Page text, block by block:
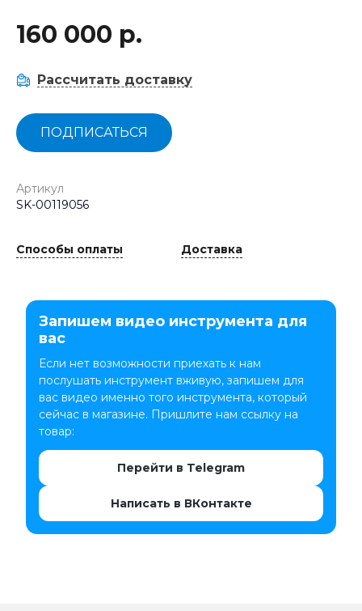
160 000 р.
Рассчитать доставку
ПОДПИСАТЬСЯ
Артикул
SK-00119056
Способы оплаты Доставка
Запишем видео инструмента для
вас
Если нет возможности приехать к нам
послушать инструмент вживую, запишем для
вас видео именно того инструмента, который
сейчас в магазине. Пришлите нам ссылку на
товар:
Перейти в Telegram
Написать в ВКонтакте